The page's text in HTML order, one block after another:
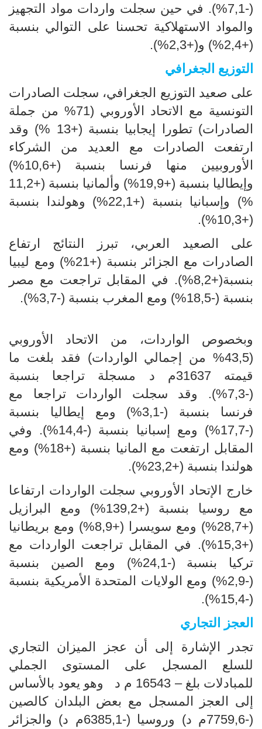
(-7,1%). في حين سجلت واردات مواد التجهيز
والمواد الاستهلاكية تحسنا على التوالي بنسبة
(+2,4%) و(+2,3%).
التوزيع الجغرافي
على صعيد التوزيع الجغرافي، سجلت الصادرات
التونسية مع الاتحاد الأوروبي (71% من جملة
الصادرات) تطورا إيجابيا بنسبة (+13 %) وقد
ارتفعت الصادرات مع العديد من الشركاء
الأوروبيين منها فرنسا بنسبة (+10,6%)
وإيطاليا بنسبة (+19,9%) وألمانيا بنسبة (+11,2
%) وإسبانيا بنسبة (+22,1%) وهولندا بنسبة
(+10,3%).
على الصعيد العربي، تبرز النتائج ارتفاع
الصادرات مع الجزائر بنسبة (+21%) ومع ليبيا
بنسبة(+8,2%). في المقابل تراجعت مع مصر
بنسبة (-18,5%) ومع المغرب بنسبة (-3,7%).
وبخصوص الواردات، من الاتحاد الأوروبي
(43,5% من إجمالي الواردات) فقد بلغت ما
قيمته 31637م د مسجلة تراجعا بنسبة
(-7,3%). وقد سجلت الواردات تراجعا مع
فرنسا بنسبة (-3,1%) ومع إيطاليا بنسبة
(-17,7%) ومع إسبانيا بنسبة (-14,4%). وفي
المقابل ارتفعت مع المانيا بنسبة (+18%) ومع
هولندا بنسبة (+23,2%).
خارج الإتحاد الأوروبي سجلت الواردات ارتفاعا
مع روسيا بنسبة (+139,2%) ومع البرازيل
(+28,7%) ومع سويسرا (+8,9%) ومع بريطانيا
(+15,3%). في المقابل تراجعت الواردات مع
تركيا بنسبة (-24,1%) ومع الصين بنسبة
(-2,9%) ومع الولايات المتحدة الأمريكية بنسبة
(-15,4%).
العجز التجاري
تجدر الإشارة إلى أن عجز الميزان التجاري
للسلع المسجل على المستوى الجملي
للمبادلات بلغ – 16543 م د وهو يعود بالأساس
إلى العجز المسجل مع بعض البلدان كالصين
(-7759,6م د) وروسيا (-6385,1م د) والجزائر